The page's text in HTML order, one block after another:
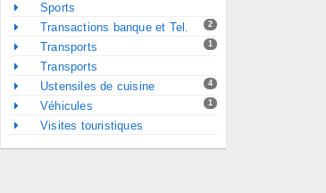
Sports
2
Transactions banque et Tel.
1
Transports
Transports
4
Ustensiles de cuisine
1
Véhicules
Visites touristiques